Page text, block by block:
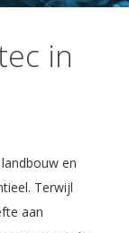
in
en
Terwijl
aan